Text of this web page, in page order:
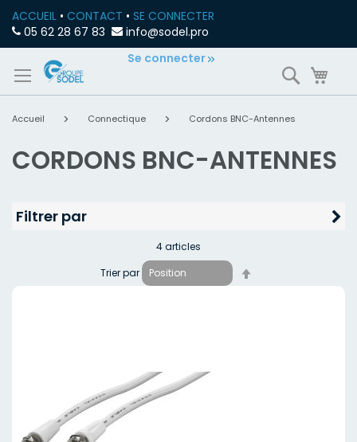
ACCUEIL • CONTACT • SE CONNECTER
05 62 28 67 83
info@sodel.pro
Se connecter
Accueil Connectique Cordons BNC-Antennes
CORDONS BNC-ANTENNES
4articles
Trier par
Filtrer par